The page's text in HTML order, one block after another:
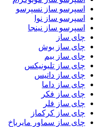
اسپرسو ساز نسپرسو
اسپرسو ساز نوا
اسپرسو ساز نینجا
چای ساز
چای ساز بوش
چای ساز بیم
چای ساز تلیونیکس
چای ساز داتیس
چای ساز داما
چای ساز فکر
چای ساز فلر
چای ساز کرکماز
چای ساز سماور مایرباخ